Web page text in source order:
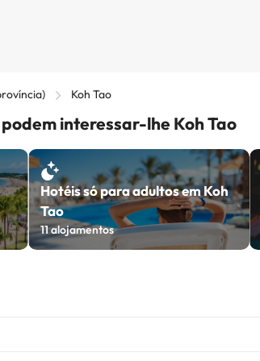
Koh Tao
interessar-lhe Koh Tao
Hotéis só para adultos em Koh
Tao
11alojamentos